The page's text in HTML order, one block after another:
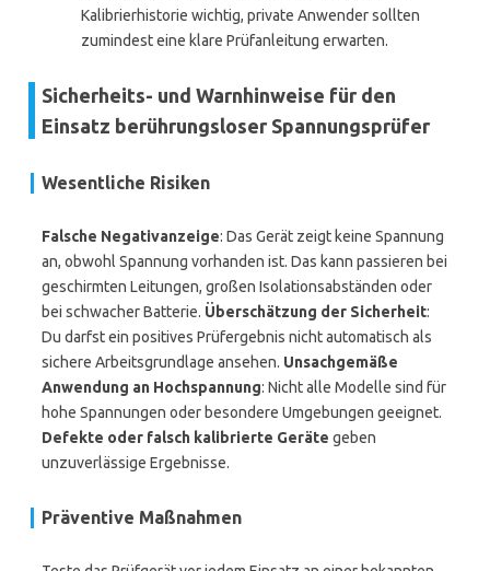
Kalibrierhistorie wichtig, private Anwender sollten
zumindest eine klare Prüfanleitung erwarten.
Sicherheits- und Warnhinweise für den
Einsatz berührungsloser Spannungsprüfer
Wesentliche Risiken
Falsche Negativanzeige: Das Gerät zeigt keine Spannung
an, obwohl Spannung vorhanden ist. Das kann passieren bei
geschirmten Leitungen, großen Isolationsabständen oder
bei schwacher Batterie. Überschätzung der Sicherheit:
Du darfst ein positives Prüfergebnis nicht automatisch als
sichere Arbeitsgrundlage ansehen. Unsachgemäße
Anwendung an Hochspannung: Nicht alle Modelle sind für
hohe Spannungen oder besondere Umgebungen geeignet.
Defekte oder falsch kalibrierte Geräte geben
unzuverlässige Ergebnisse.
Präventive Maßnahmen